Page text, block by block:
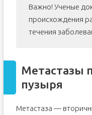
Важно! Ученые
происхождения
течения
Метастазы
пузыря
Метастаза —